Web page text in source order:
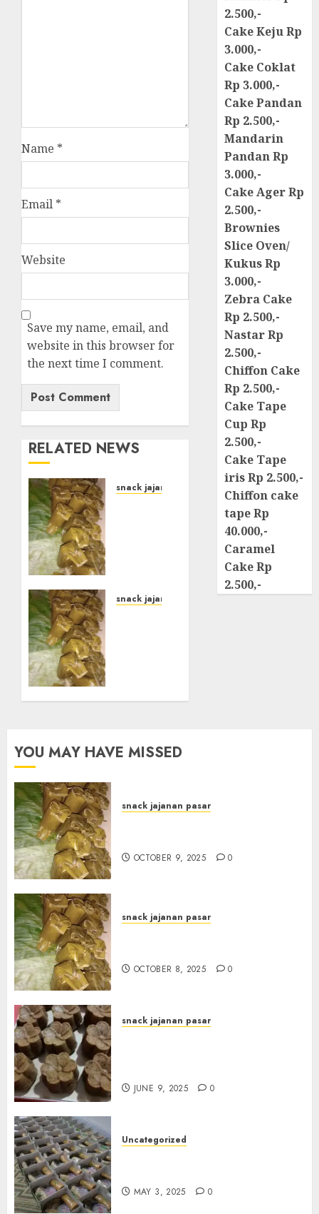
Name *
Email *
Website
Save my name, email, and
website in this browser for
the next time I comment.
RELATED NEWS
snack jajanan pasar
snack jajanan pasar
8, 2025
2.500,-
Cake Keju Rp
3.000,-
Cake Coklat
Rp 3.000,-
Cake Pandan
Rp 2.500,-
Mandarin
Pandan Rp
3.000,-
Cake Ager Rp
2.500,-
Brownies
Slice Oven/
Kukus Rp
3.000,-
Zebra Cake
Rp 2.500,-
Nastar Rp
2.500,-
Chiffon Cake
Rp 2.500,-
Cake Tape
Cup Rp
2.500,-
Cake Tape
iris Rp 2.500,-
Chiffon cake
tape Rp
40.000,-
Caramel
Cake Rp
2.500,-
YOU MAY HAVE MISSED
snack jajanan pasar
OCTOBER 9, 2025 0
snack jajanan pasar
OCTOBER 8, 2025 0
snack jajanan pasar
JUNE 9, 2025 0
Uncategorized
MAY 3, 2025 0